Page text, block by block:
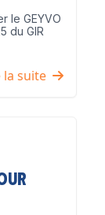
le GEYVO
du GIR
la suite